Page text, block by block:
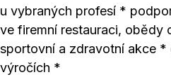
u vybraných profesí *
ve firemní restauraci, obědy
sportovní a zdravotní akce
výročích *